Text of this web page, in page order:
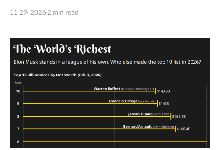
위에 마우스를 올려 단일 항목의 값만 확인해야 하므로, 여러
움직여야 하는 번거로움이 있습니다. 이를 해결하기 위해 특정
시점(X축
11 2월 20262 min read